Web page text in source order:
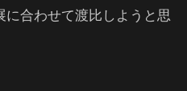
合わせて渡比しようと思